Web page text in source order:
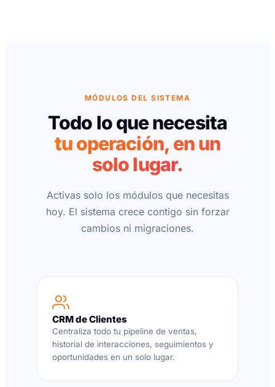
MÓDULOS DEL SISTEMA
Todo lo que necesita
tu operación, en un
solo lugar.
Activas solo los módulos que necesitas
hoy. El sistema crece contigo sin forzar
cambios ni migraciones.
CRM de Clientes
Centraliza todo tu pipeline de ventas,
historial de interacciones, seguimientos y
oportunidades en un solo lugar.